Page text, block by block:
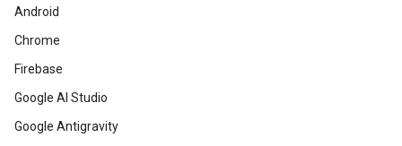
Android
Chrome
Firebase
Google AI Studio
Google Antigravity